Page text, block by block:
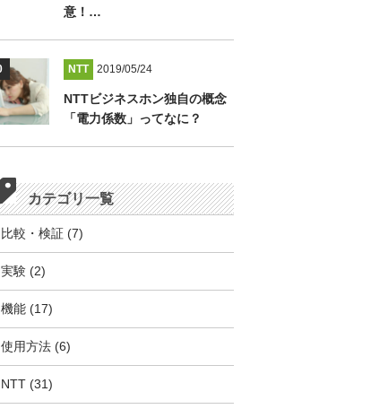
意！…
NTT 2019/05/24
NTTビジネスホン独自の概念
「電力係数」ってなに？
カテゴリ一覧
比較・検証 (7)
実験 (2)
機能 (17)
使用方法 (6)
NTT (31)